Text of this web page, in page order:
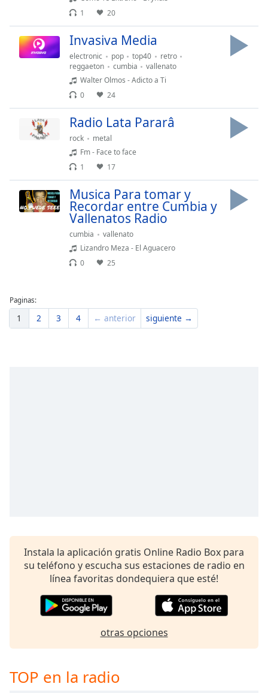
1
20
Invasiva Media
electronic pop top40
retro
reggaeton
cumbia
vallenato
Walter Olmos - Adicto a Ti
0
24
Radio Lata Pararâ
rock
metal
Fm - Face to face
1
17
Musica Para tomar y
Recordar entre Cumbia y
Vallenatos Radio
cumbia
vallenato
Lizandro Meza - El Aguacero
0
25
Paginas:
1 2 3 4 ← anterior siguiente →
Instala la aplicación gratis Online Radio Box para
su teléfono y escucha sus estaciones de radio en
línea favoritas dondequiera que esté!
otras opciones
TOP en la radio